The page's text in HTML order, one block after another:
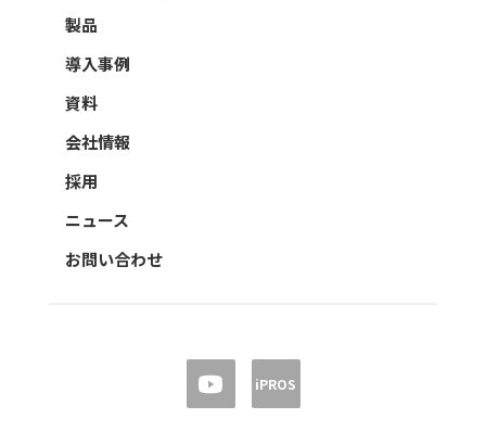
製品
導入事例
資料
会社情報
採用
ニュース
お問い合わせ
iPROS